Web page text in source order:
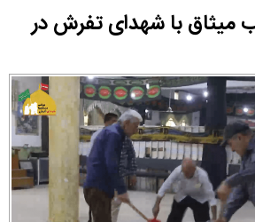
میثاق با شهدای تفرش در